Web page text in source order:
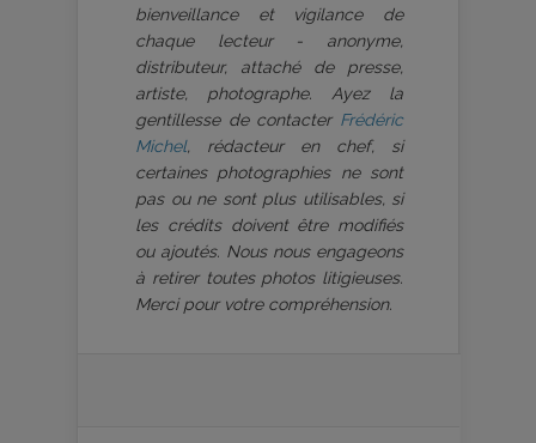
bienveillance et vigilance de
chaque lecteur - anonyme,
distributeur, attaché de presse,
artiste, photographe. Ayez la
gentillesse de contacter Frédéric
Michel, rédacteur en chef, si
certaines photographies ne sont
pas ou ne sont plus utilisables, si
les crédits doivent être modifiés
ou ajoutés. Nous nous engageons
à retirer toutes photos litigieuses.
Merci pour votre compréhension.